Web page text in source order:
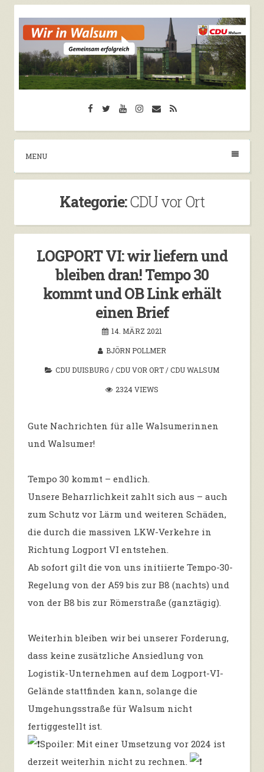
content
CDU Walsum
Herzlich Willkommen auf der Seite der CDU
Walsum
Facebook
TwitterYouTubeInstagram
EmailRSS
MENU
Kategorie:CDU vor Ort
LOGPORT VI: wir liefern und
bleiben dran! Tempo 30
kommt und OB Link erhält
einen Brief
14. MÄRZ 2021
BJÖRN POLLMER
CDU DUISBURG /CDU VOR ORT/CDU WALSUM
2324 VIEWS
Gute Nachrichten für alle Walsumerinnen
und Walsumer!
Tempo 30 kommt – endlich.
Unsere Beharrlichkeit zahlt sich aus – auch
zum Schutz vor Lärm und weiteren Schäden,
die durch die massiven LKW-Verkehre in
Richtung Logport VI entstehen.
Ab sofort gilt die von uns initiierte Tempo-30-
Regelung von der A59 bis zur B8 (nachts) und
von der B8 bis zur Römerstraße (ganztägig).
Weiterhin bleiben wir bei unserer Forderung,
dass keine zusätzliche Ansiedlung von
Logistik-Unternehmen auf dem Logport-VI-
Gelände stattfinden kann, solange die
Umgehungsstraße für Walsum nicht
fertiggestellt ist.
Spoiler: Mit einer Umsetzung vor 2024 ist
derzeit weiterhin nicht zu rechnen.